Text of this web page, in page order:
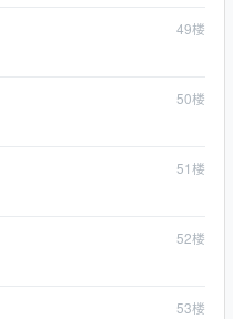
49楼
50楼
51楼
52楼
53楼